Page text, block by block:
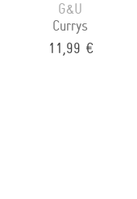
G&U
Currys
11,99 €